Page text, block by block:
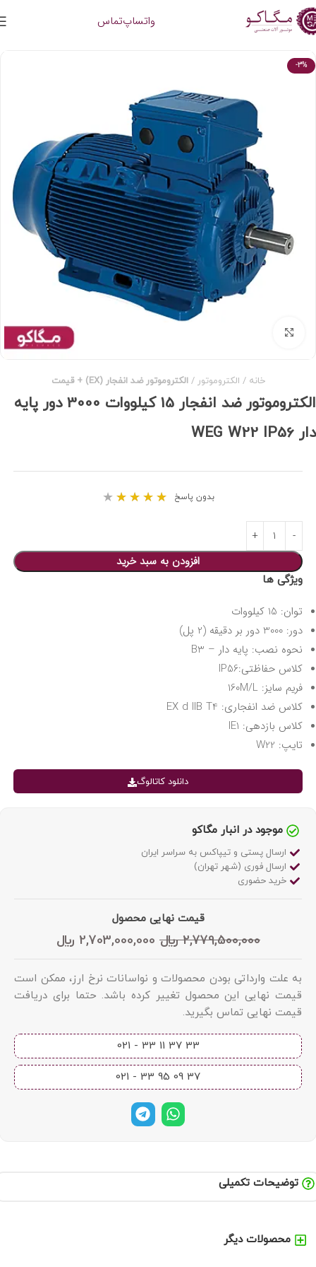
واتساپتماس
-3%
خانه الکتروموتور الکتروموتور ضد انفجار (EX) + قیمت
الکتروموتور ضد انفجار 15 کیلووات 3000 دور پایه
دار WEG W22 IP56
بدون پاسخ ★
★
★
★
★
افزودن به سبد خرید
ویژگی ها
توان: 15 کیلووات
دور: 3000 دور بر دقیقه (2 پل)
نحوه نصب: پایه دار – B3
کلاس حفاظتی:IP56
فریم سایز: 160M/L
کلاس ضد انفجاری: EX d llB T4
کلاس بازدهی: IE1
تایپ: W22
دانلود کاتالوگ
موجود در انبار مگاکو
ارسال پستی و تیپاکس به سراسر ایران
ارسال فوری (شهر تهران)
خرید حضوری
قیمت نهایی محصول
2,779,500,000 ﷼ 2,703,000,000 ﷼
به علت وارداتی بودن محصولات و نواسانات نرخ ارز، ممکن است
قیمت نهایی این محصول تغییر کرده باشد. حتما برای دریافت
قیمت نهایی تماس بگیرید.
33 37 11 33 - 021​
37 09 95 33 - 021​
توضیحات تکمیلی
محصولات دیگر